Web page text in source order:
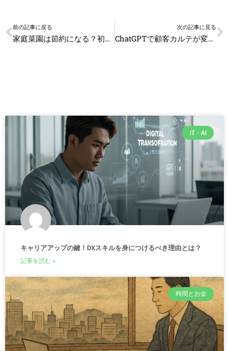
Prev
前の記事に戻る
家庭菜園は節約になる？初心者でもできる実践法【2025年版】
次の記事に見る
ChatGPTで顧客カルテが変わる！美容師が使うAIメモ術とは？
IT・AI
キャリアアップの鍵！DXスキルを身につけるべき理由とは？
記事を読む »
時間とお金